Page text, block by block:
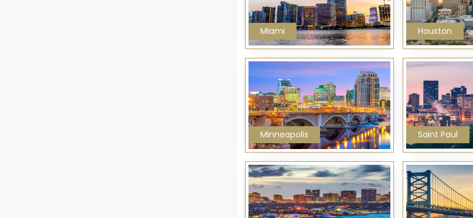
Miami Houston
Minneapolis Saint Paul